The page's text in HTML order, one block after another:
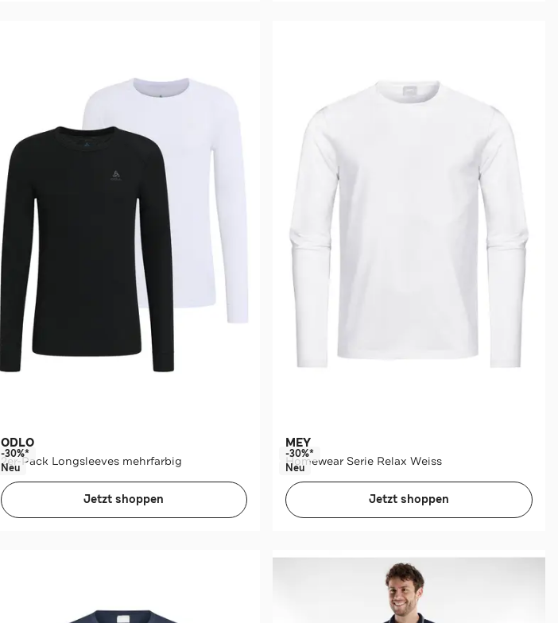
ODLO
2er-Pack Longsleeves mehrfarbig
-30%*
Neu
Jetzt shoppen
MEY
Homewear Serie Relax Weiss
-30%*
Neu
Jetzt shoppen